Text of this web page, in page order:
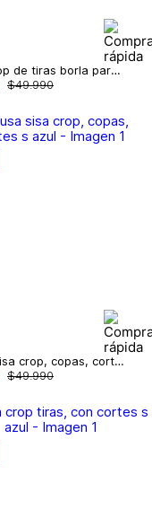
Crop top de tiras borla para mujer
$49.990
Blusa sisa crop, copas, cortes
$49.990